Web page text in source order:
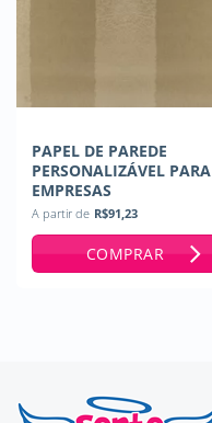
PAPEL DE PAREDE
PERSONALIZÁVEL PARA
EMPRESAS
A partir de R$91,23
COMPRAR